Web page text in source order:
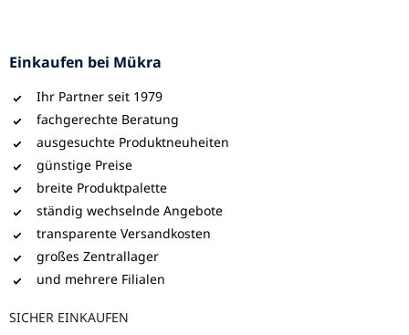
Einkaufen bei Mükra
Ihr Partner seit 1979
fachgerechte Beratung
ausgesuchte Produktneuheiten
günstige Preise
breite Produktpalette
ständig wechselnde Angebote
transparente Versandkosten
großes Zentrallager
und mehrere Filialen
SICHER EINKAUFEN